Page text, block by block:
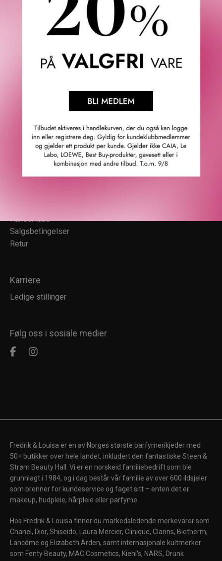
Fredrik & Louisa
Om Fredrik & Louisa
Autorisert forhandler
F&L Tipser
Konkurransevinnere
Sommermagasin
Kundeklubb
Salgsbetingelser
Retur
Karriere
Ledige stillinger
Følg oss i sosiale medier
Fredrik & Louisa er en av Norges største parfymerikjeder med
50+ butikker over hele landet, inkludert den fantastiske Steen &
Strøm Beauty Hall. Vi er en norskeid familiebedrift som ble
grunnlagt i 1984, og i dag består vår familie av over 600 ildsjeler
som brenner for kundeservice og faget sitt – enten det er
makeup, hudpleie, hårpleie eller parfyme.
Hos Fredrik & Louisa finner du markedsledende merkevarer som
Chanel, Dior, Shiseido, Laura Mercier, Clinique, Clarins, Biotherm,
Lancôme og Elizabeth Arden, samt internasjonale kultmerker
som Fenty Beauty, MAC Cosmetics, Kiehl's, NARS, Drunk